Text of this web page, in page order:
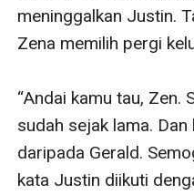
meninggalkan Justin.
Zena memilih pergi
“Andai kamu tau, Zen.
sudah sejak lama.
daripada Gerald.
kata Justin diikuti